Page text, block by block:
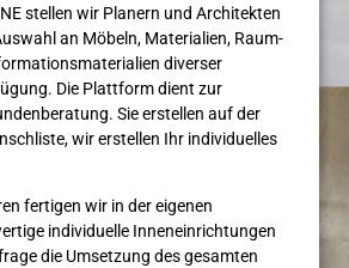
stellen wir Planern und Architekten
an Möbeln, Materialien, Raum­
diverser
Die Plattform dient zur
Sie erstellen auf der
wir erstellen Ihr individuelles
fertigen wir in der eigenen
individuelle Inneneinrichtungen
die Umsetzung des gesamten